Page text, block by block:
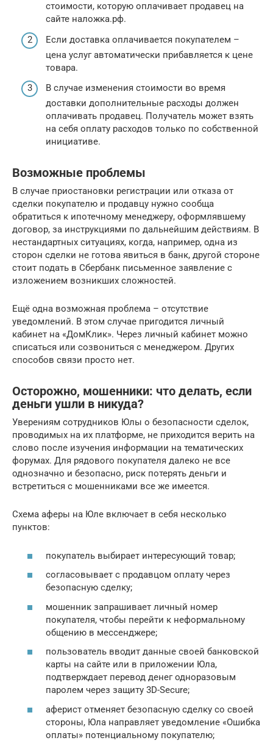
стоимости, которую оплачивает продавец на
сайте наложка.рф.
Если доставка оплачивается покупателем –
цена услуг автоматически прибавляется к цене
товара.
В случае изменения стоимости во время
доставки дополнительные расходы должен
оплачивать продавец. Получатель может взять
на себя оплату расходов только по собственной
инициативе.
Возможные проблемы
В случае приостановки регистрации или отказа от
сделки покупателю и продавцу нужно сообща
обратиться к ипотечному менеджеру, оформлявшему
договор, за инструкциями по дальнейшим действиям. В
нестандартных ситуациях, когда, например, одна из
сторон сделки не готова явиться в банк, другой стороне
стоит подать в Сбербанк письменное заявление с
изложением возникших сложностей.
Ещё одна возможная проблема – отсутствие
уведомлений. В этом случае пригодится личный
кабинет на «ДомКлик». Через личный кабинет можно
списаться или созвониться с менеджером. Других
способов связи просто нет.
Осторожно, мошенники: что делать, если
деньги ушли в никуда?
Уверениям сотрудников Юлы о безопасности сделок,
проводимых на их платформе, не приходится верить на
слово после изучения информации на тематических
форумах. Для рядового покупателя далеко не все
однозначно и безопасно, риск потерять деньги и
встретиться с мошенниками все же имеется.
Схема аферы на Юле включает в себя несколько
пунктов:
покупатель выбирает интересующий товар;
согласовывает с продавцом оплату через
безопасную сделку;
мошенник запрашивает личный номер
покупателя, чтобы перейти к неформальному
общению в мессенджере;
пользователь вводит данные своей банковской
карты на сайте или в приложении Юла,
подтверждает перевод денег одноразовым
паролем через защиту 3D-Secure;
аферист отменяет безопасную сделку со своей
стороны, Юла направляет уведомление «Ошибка
оплаты» потенциальному покупателю;